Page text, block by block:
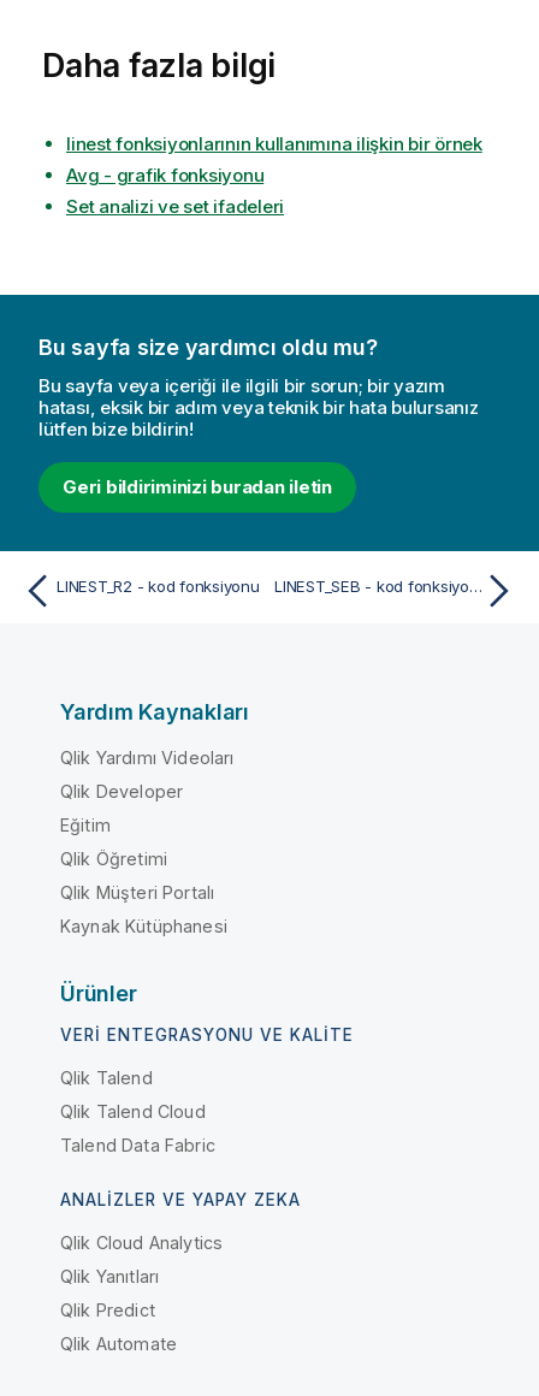
Daha fazla bilgi
linest fonksiyonlarının kullanımına ilişkin bir örnek
Avg - grafik fonksiyonu
Set analizi ve set ifadeleri
Bu sayfa size yardımcı oldu mu?
Bu sayfa veya içeriği ile ilgili bir sorun; bir yazım
hatası, eksik bir adım veya teknik bir hata bulursanız
lütfen bize bildirin!
Geri bildiriminizi buradan iletin
LINEST_R2 - kod fonksiyonu LINEST_SEB - kod fonksiyonu
Yardım Kaynakları
Qlik Yardımı Videoları
Qlik Developer
Eğitim
Qlik Öğretimi
Qlik Müşteri Portalı
Kaynak Kütüphanesi
Ürünler
VERI ENTEGRASYONU VE KALITE
Qlik Talend
Qlik Talend Cloud
Talend Data Fabric
ANALIZLER VE YAPAY ZEKA
Qlik Cloud Analytics
Qlik Yanıtları
Qlik Predict
Qlik Automate